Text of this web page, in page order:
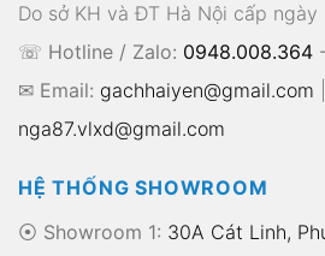
Do sở KH và ĐT Hà Nội cấp
☏ Hotline / Zalo: 0948.008.364 -
✉ Email: gachhaiyen@gmail.com
nga87.vlxd@gmail.com
HỆ THỐNG SHOWROOM
⦿ Showroom 1: 30A Cát Linh,